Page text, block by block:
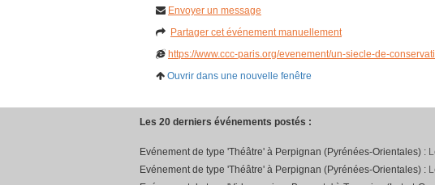
Envoyer un message
Partager cet événement manuellement
https://www.ccc-paris.org/evenement/un-siecle-de-
Ouvrir dans une nouvelle fenêtre
Les 20 derniers événements postés :
Evénement de type 'Théâtre' à Perpignan (Pyrénées-Orientales) :
Evénement de type 'Théâtre' à Perpignan (Pyrénées-Orientales) :